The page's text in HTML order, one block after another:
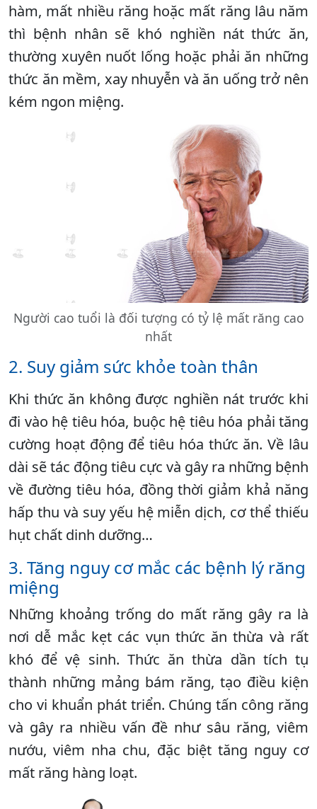
hàm, mất nhiều răng hoặc mất răng lâu năm
thì bệnh nhân sẽ khó nghiền nát thức ăn,
thường xuyên nuốt lống hoặc phải ăn những
thức ăn mềm, xay nhuyễn và ăn uống trở nên
kém ngon miệng.
Người cao tuổi là đối tượng có tỷ lệ mất răng cao
nhất
2. Suy giảm sức khỏe toàn thân
Khi thức ăn không được nghiền nát trước khi
đi vào hệ tiêu hóa, buộc hệ tiêu hóa phải tăng
cường hoạt động để tiêu hóa thức ăn. Về lâu
dài sẽ tác động tiêu cực và gây ra những bệnh
về đường tiêu hóa, đồng thời giảm khả năng
hấp thu và suy yếu hệ miễn dịch, cơ thể thiếu
hụt chất dinh dưỡng…
3. Tăng nguy cơ mắc các bệnh lý răng
miệng
Những khoảng trống do mất răng gây ra là
nơi dễ mắc kẹt các vụn thức ăn thừa và rất
khó để vệ sinh. Thức ăn thừa dần tích tụ
thành những mảng bám răng, tạo điều kiện
cho vi khuẩn phát triển. Chúng tấn công răng
và gây ra nhiều vấn đề như sâu răng, viêm
nướu, viêm nha chu, đặc biệt tăng nguy cơ
mất răng hàng loạt.